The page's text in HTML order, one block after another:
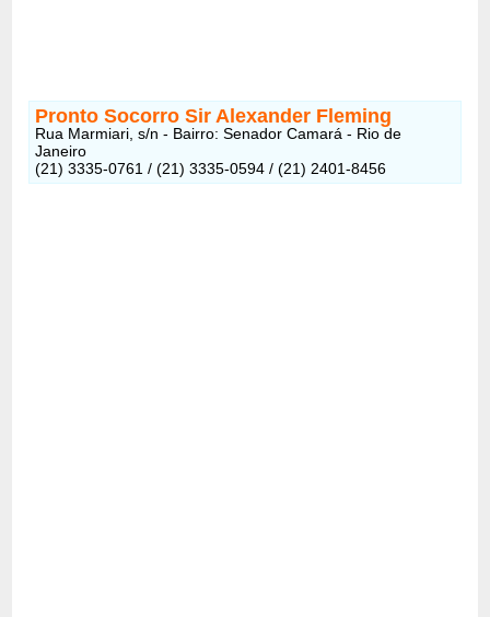
Pronto Socorro Sir Alexander Fleming
Rua Marmiari, s/n - Bairro: Senador Camará - Rio de
Janeiro
(21) 3335-0761 / (21) 3335-0594 / (21) 2401-8456